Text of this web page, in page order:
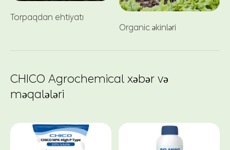
Torpaqdan ehtiyatı
Organic əkinləri
CHICO Agrochemical xəbər və
məqalələri